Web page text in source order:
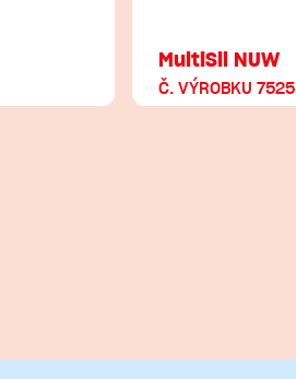
MultiSil NUW
Č. VÝROBKU 7525